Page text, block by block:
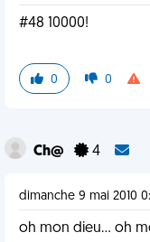
#48 10000!
0 0
Ch@ 4
dimanche 9 mai 2010
oh mon dieu... oh